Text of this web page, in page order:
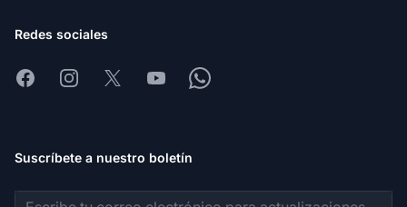
Redes sociales
FacebookInstagram
X YoutubeWhatsapp
Suscríbete a nuestro boletín
Dirección de correo electrónico